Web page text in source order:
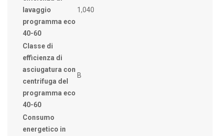
lavaggio
programma eco
40-60
1,040
Classe di
efficienza di
asciugatura con
centrifuga del
programma eco
40-60
B
Consumo
energetico in